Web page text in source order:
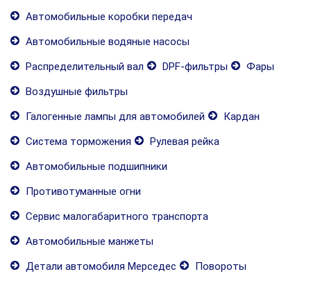
Автомобильные коробки передач
Автомобильные водяные насосы
Распределительный вал
DPF-фильтры
Фары
Воздушные фильтры
Галогенные лампы для автомобилей
Кардан
Система торможения
Рулевая рейка
Автомобильные подшипники
Противотуманные огни
Сервис малогабаритного транспорта
Автомобильные манжеты
Детали автомобиля Мерседес
Повороты